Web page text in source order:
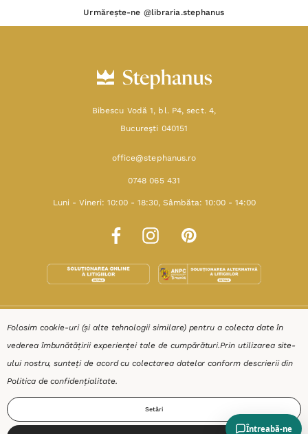
Urmărește-ne @libraria.stephanus
Bibescu Vodă 1, bl. P4, sect. 4,
Bucureşti 040151
office@stephanus.ro
0748 065 431
Luni - Vineri: 10:00 - 18:30, Sâmbăta: 10:00 - 14:00
SHOP
RESURSE
AJUTOR
Folosim cookie-uri (și alte tehnologii similare) pentru a colecta date în
vederea îmbunătățirii experienței tale de cumpărături.Prin utilizarea site-
ului nostru, sunteți de acord cu colectarea datelor conform descrierii din
Politica de confidențialitate.
Setări